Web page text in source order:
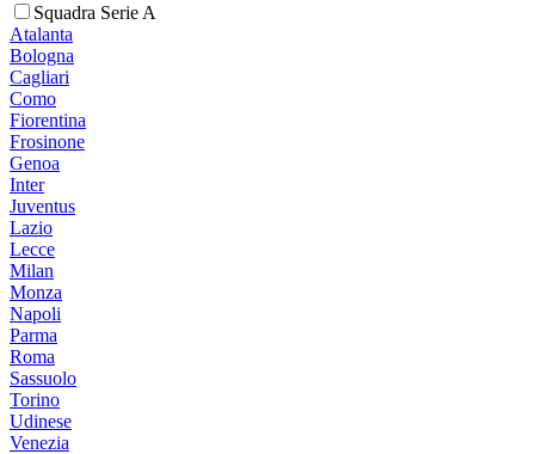
Squadra Serie A
Atalanta
Bologna
Cagliari
Como
Fiorentina
Frosinone
Genoa
Inter
Juventus
Lazio
Lecce
Milan
Monza
Napoli
Parma
Roma
Sassuolo
Torino
Udinese
Venezia